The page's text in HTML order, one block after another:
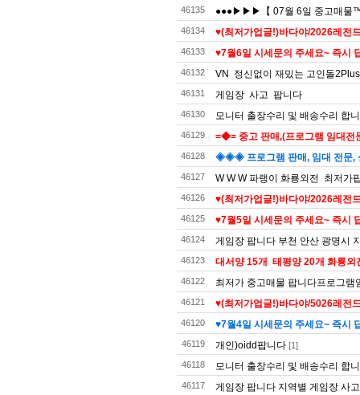
46135 ●●●▶▶▶【 07월 6일 중고매
46134 ♥️(최저가업글!)바다야/2026레전
46133 ♥️7월6일 시세문의 주세요~ 즉시
46132 VN 정신없이 재밌는 고인돌
46131 게임장 사고 팝니다
46130 모니터 출장수리 및 배송수리 합
46129 =◆= 중고 판매,(프로그램 임대전
46128 ◈◈◈ 프로그램 판매, 임대 전문,
46127 W W W 파랭이 화룡외전 최저가
46126 ♥(최저가업글!)바다야/2026레전
46125 ♥7월5일 시세문의 주세요~ 즉시
46124 게임장 팝니다 부천 안산 광명시
46123 대서양 15개 태평양 20개 화룡
46122 최저가 중고매물 팝니다프로그램
46121 ♥(최저가업글!)바다야/5026레전
46120 ♥7월4일 시세문의 주세요~ 즉시
46119 개인)oidd팝니다 [1]
46118
모니터 출장수리 및 배송수리 합
46117 게임장 팝니다 지역별 게임장 사